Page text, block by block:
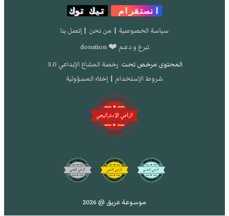
انستقرام
تيك توك
سياسة الخصوصية | من نحن | إتصل بنا
تبرع و دعم ❤️ donation
المحتوى مرخص تحت رخصة المشاع الإبداعي 3.0
شروط الإستخدام | إخلاء المسؤولية
موسوعة عريق @ 2026